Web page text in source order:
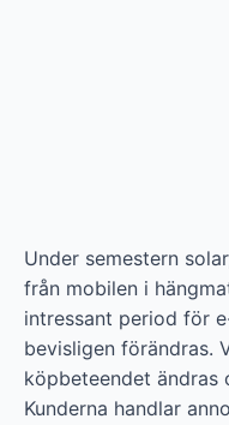
Under semestern
från mobilen i
intressant period för
bevisligen förändras.
köpbeteendet ändras
Kunderna handlar